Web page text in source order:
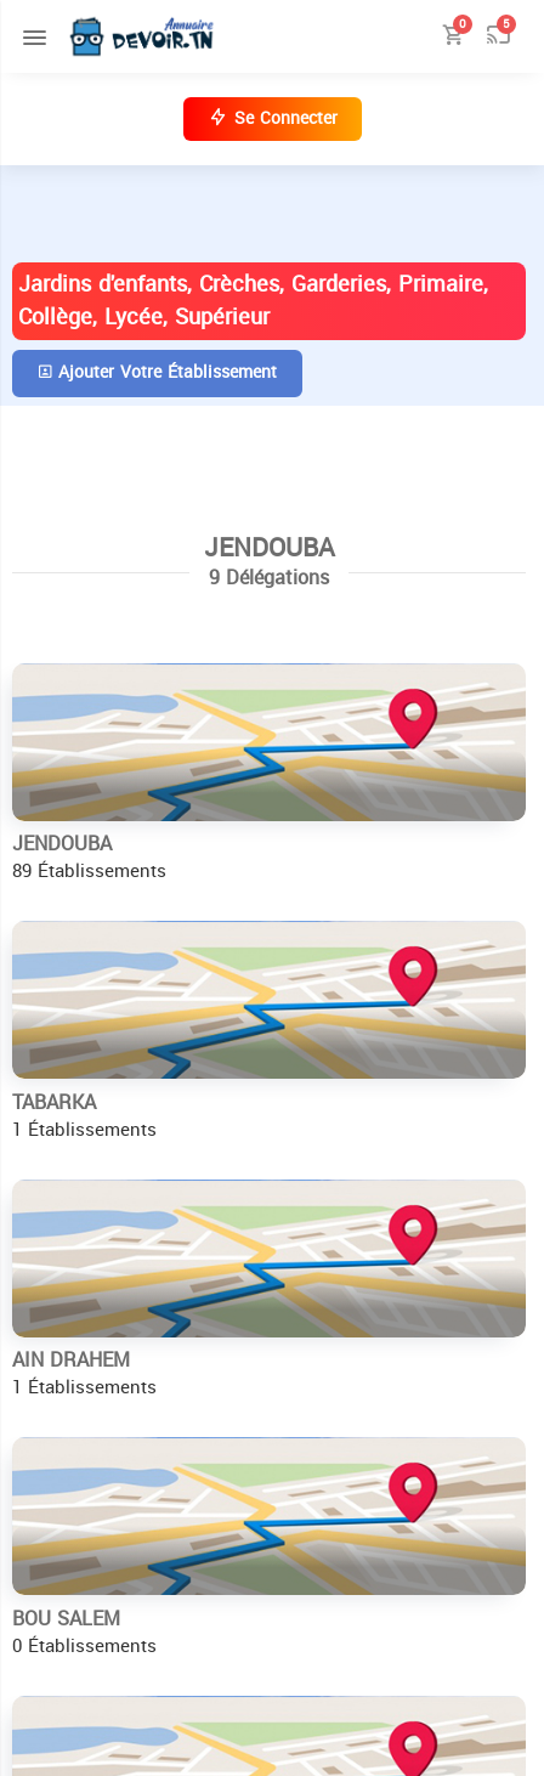
0 5
Se Connecter
Jardins d'enfants, Crèches, Garderies, Primaire,
Collège, Lycée, Supérieur
Ajouter Votre Établissement
JENDOUBA
9 Délégations
JENDOUBA
89 Établissements
TABARKA
1 Établissements
AIN DRAHEM
1 Établissements
BOU SALEM
0 Établissements